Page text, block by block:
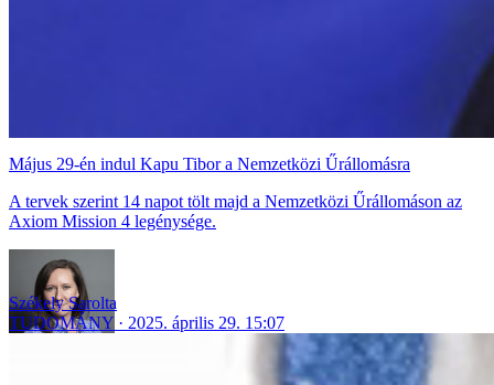
Május 29-én indul Kapu Tibor a Nemzetközi Űrállomásra
A tervek szerint 14 napot tölt majd a Nemzetközi Űrállomáson az
Axiom Mission 4 legénysége.
Székely Sarolta
TUDOMÁNY
2025. április 29. 15:07